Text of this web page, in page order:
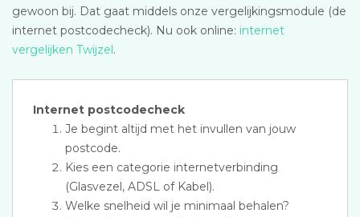
gewoon bij. Dat gaat middels onze vergelijkingsmodule (de
internet postcodecheck). Nu ook online: internet
vergelijken Twijzel.
Internet postcodecheck
Je begint altijd met het invullen van jouw
postcode.
Kies een categorie internetverbinding
(Glasvezel, ADSL of Kabel).
Welke snelheid wil je minimaal behalen?